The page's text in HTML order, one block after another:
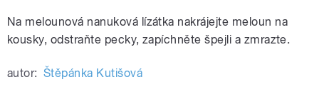
Na melounová nanuková lízátka nakrájejte meloun na
kousky, odstraňte pecky, zapíchněte špejli a zmrazte.
autor: Štěpánka Kutišová